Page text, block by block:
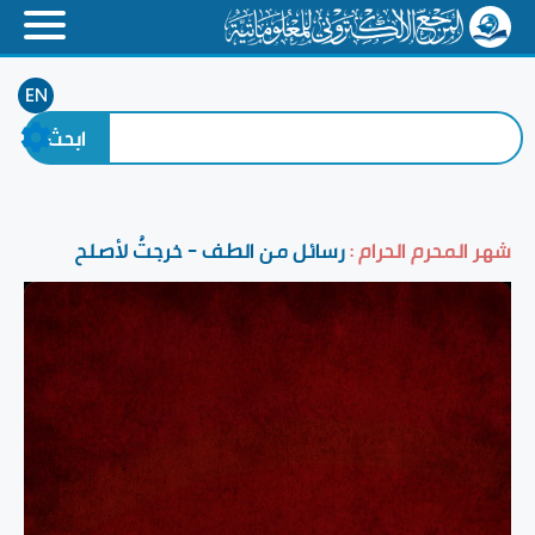
EN
شهر المحرم الحرام :رسائل من الطف - خرجتُ لأصلح